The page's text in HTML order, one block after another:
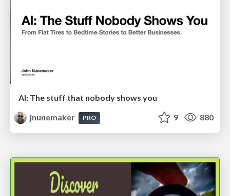
AI: The stuff that nobody shows you
jnunemaker
PRO 9 880